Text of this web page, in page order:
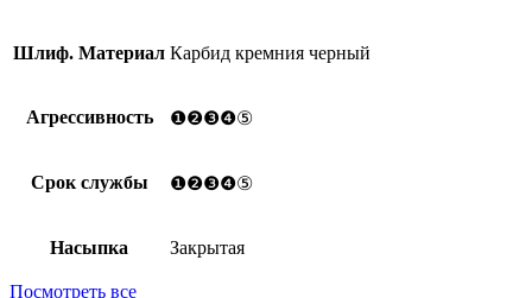
Шлиф. Материал Карбид кремния черный
Агрессивность ❶❷❸❹⑤
Срок службы ❶❷❸❹⑤
Насыпка Закрытая
Посмотреть все